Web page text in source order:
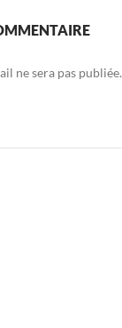
ne sera pas publiée.